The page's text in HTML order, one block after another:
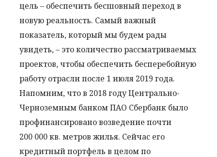
цель – обеспечить бесшовный переход в
новую реальность. Самый важный
показатель, который мы будем рады
увидеть, – это количество рассматриваемых
проектов, чтобы обеспечить бесперебойную
работу отрасли после 1 июля 2019 года.
Напомним, что в 2018 году Центрально-
Черноземным банком ПАО Сбербанк было
профинансировано возведение почти
200 000 кв. метров жилья. Сейчас его
кредитный портфель в целом по